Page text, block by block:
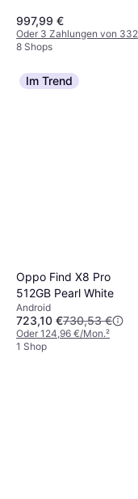
997,99 €
Oder 3 Zahlungen von
8 Shops
Im Trend
Oppo Find X8 Pro
512GB Pearl White
Android
723,10 €730,53 €
Oder 124,96 €/Mon.²
1 Shop